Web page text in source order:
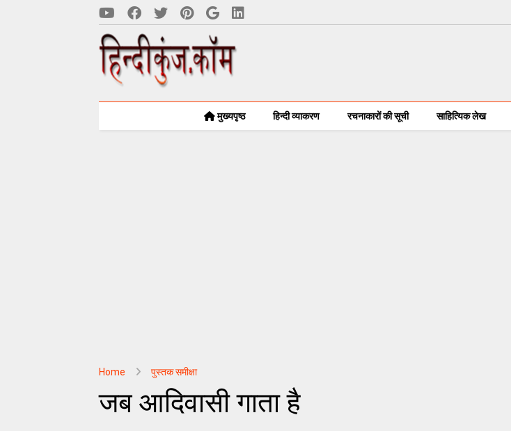
मुख्यपृष्ठ हिन्दी व्याकरण रचनाकारों की सूची साहित्यिक लेख
Home पुस्तक समीक्षा
जब आदिवासी गाता है